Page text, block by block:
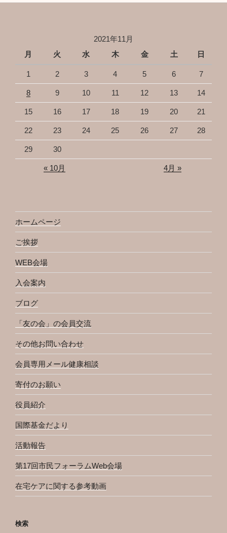
2021年11月
月
火 水 木 金 土 日
1 2 3 4 5 6 7
8 9 10 11 12 13 14
15 16 17 18 19 20 21
22 23 24 25 26 27 28
29 30
« 10月 4月 »
ホームページ
ご挨拶
WEB会場
入会案内
ブログ
「友の会」の会員交流
その他お問い合わせ
会員専用メール健康相談
寄付のお願い
役員紹介
国際基金だより
活動報告
第17回市民フォーラムWeb会場
在宅ケアに関する参考動画
検索